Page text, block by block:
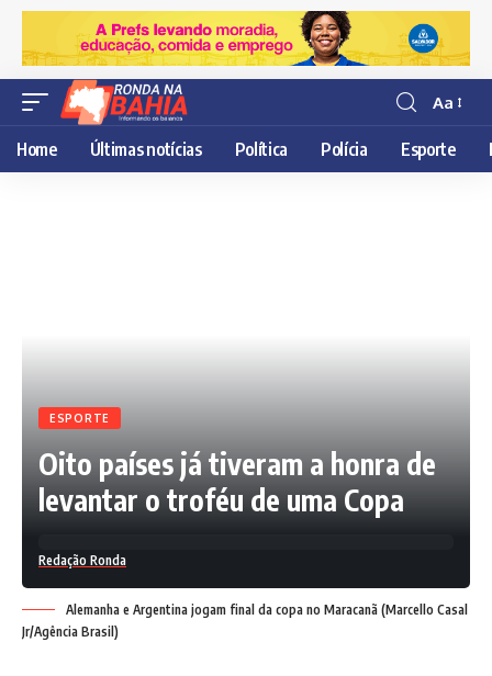
Resisor
de
fonte
Aa
Home Últimas notícias Política Polícia Esporte
ESPORTE
Oito países já tiveram a honra de
levantar o troféu de uma Copa
Redação Ronda
Alemanha e Argentina jogam final da copa no Maracanã (Marcello Casal
Jr/Agência Brasil)